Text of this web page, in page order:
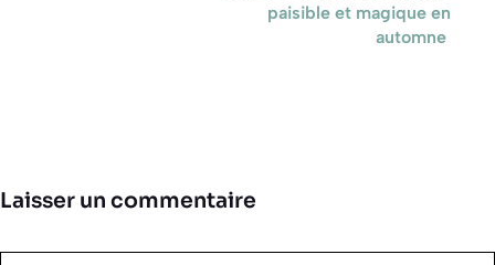
paisible et magique en
automne
Laisser un commentaire